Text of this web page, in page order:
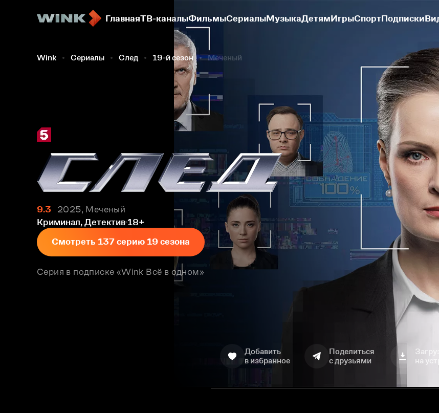
ГлавнаяТВ-каналыФильмыСериалыМузыкаДетямИгрыСпортПодписки
Wink Сериалы След 19-й сезон Меченый
9.3
2025, Меченый
Криминал, Детектив 18+
Смотреть 137 серию 19 сезона
Серия в подписке «Wink Всё в одном»
Добавить
в избранное
Поделиться
с друзьями
на